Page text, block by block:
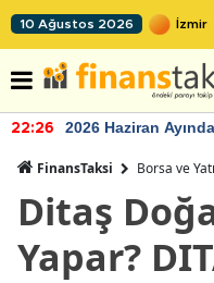
10 Ağustos 2026
22:26 2026 Haziran
FinansTaksi Borsa ve
Ditaş
Yapar?